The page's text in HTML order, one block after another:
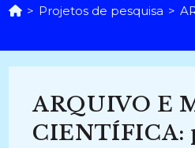
> Projetos de pesquisa >
ARQUIVO E
CIENTÍFICA: